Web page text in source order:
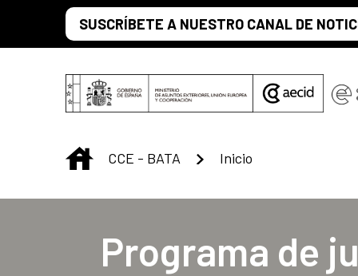
Saltar al contenido principal
SUSCRÍBETE A NUESTRO CANAL DE
INICIO
CCE - BATA Inicio
Centro Cultural
Programa de